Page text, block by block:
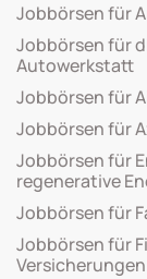
Jobbörsen für
Jobbörsen für
Autowerkstatt
Jobbörsen für
Jobbörsen für
Jobbörsen für
regenerative
Jobbörsen für
Jobbörsen für
Versicherungen